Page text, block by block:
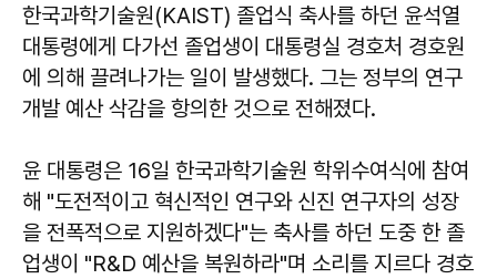
한국과학기술원(KAIST) 졸업식 축사를 하던 윤석열
대통령에게 다가선 졸업생이 대통령실 경호처 경호원
에 의해 끌려나가는 일이 발생했다. 그는 정부의 연구
개발 예산 삭감을 항의한 것으로 전해졌다.
윤 대통령은 16일 한국과학기술원 학위수여식에 참여
해 "도전적이고 혁신적인 연구와 신진 연구자의 성장
을 전폭적으로 지원하겠다"는 축사를 하던 도중 한 졸
업생이 "R&D 예산을 복원하라"며 소리를 지르다 경호